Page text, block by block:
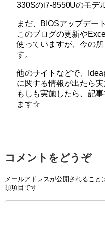
330Sのi7-8550Uのモデ
まだ、BIOSアップデー
このブログの更新や
使っていますが、今の
す。
他のサイトなどで、
に関する情報が出たら
もしも実施したら、記
ます☆
コメントをどうぞ
メールアドレスが公開されること
須項目です